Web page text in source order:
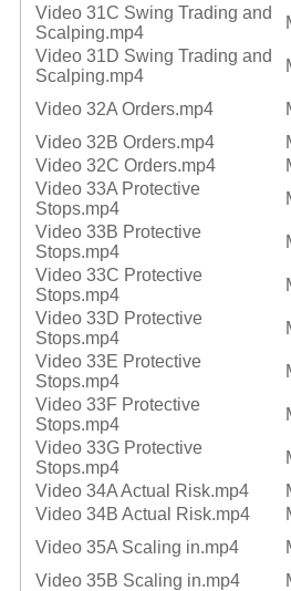
Video 31C Swing Trading and
Scalping.mp4
Video 31D Swing Trading and
Scalping.mp4
Video 32A Orders.mp4
Video 32B Orders.mp4
Video 32C Orders.mp4
Video 33A Protective
Stops.mp4
Video 33B Protective
Stops.mp4
Video 33C Protective
Stops.mp4
Video 33D Protective
Stops.mp4
Video 33E Protective
Stops.mp4
Video 33F Protective
Stops.mp4
Video 33G Protective
Stops.mp4
Video 34A Actual Risk.mp4
Video 34B Actual Risk.mp4
Video 35A Scaling in.mp4
Video 35B Scaling in.mp4